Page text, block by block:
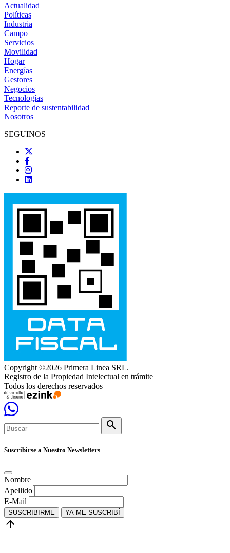
Actualidad
Políticas
Industria
Campo
Servicios
Movilidad
Hogar
Energías
Gestores
Negocios
Tecnologías
Reporte de sustentabilidad
Nosotros
SEGUINOS
Copyright ©2026 Primera Linea SRL.
Registro de la Propiedad Intelectual en trámite
Todos los derechos reservados
search
Suscribirse a Nuestro Newsletters
Nombre
Apellido
E-Mail
SUSCRIBIRME YA ME SUSCRIBÍ
arrow_upward